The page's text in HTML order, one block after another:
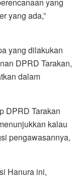
yang ada,”
yang dilakukan
DPRD Tarakan,
dalam
DPRD Tarakan
kalau
pengawasannya,
Hanura ini,